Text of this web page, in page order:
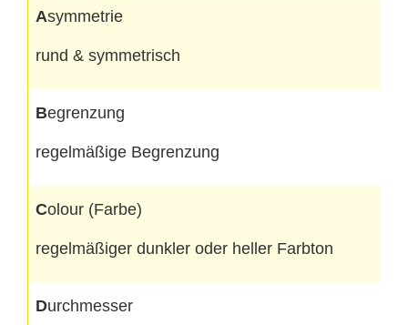
Asymmetrie
rund & symmetrisch
Begrenzung
regelmäßige Begrenzung
Colour (Farbe)
regelmäßiger dunkler oder heller Farbton
Durchmesser